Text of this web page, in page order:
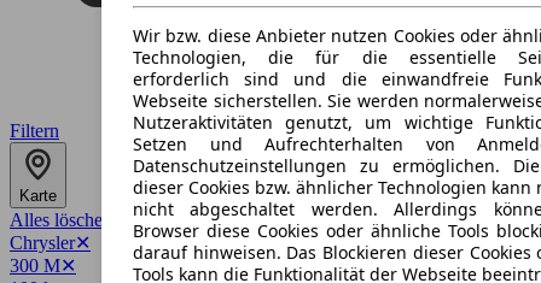
Filtern
Karte
Alles löschen
Chrysler✕
300 M✕
Wir bzw. diese Anbieter nutzen Cookies oder
Technologien, die für die essentielle
erforderlich sind und die einwandfreie
Webseite sicherstellen. Sie werden
Nutzeraktivitäten genutzt, um wichtige
Setzen und Aufrechterhalten von
Datenschutzeinstellungen zu ermöglichen.
dieser Cookies bzw. ähnlicher Technologien kann
nicht abgeschaltet werden. Allerdings
Browser diese Cookies oder ähnliche Tools
darauf hinweisen. Das Blockieren dieser
Tools kann die Funktionalität der Webseite